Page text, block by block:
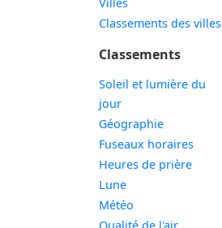
Classements des villes
Classements
Soleil et lumière du
jour
Géographie
Fuseaux horaires
Heures de prière
Lune
Météo